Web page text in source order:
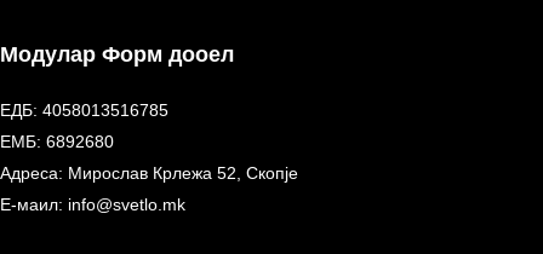
Модулар Форм дооел
ЕДБ: 4058013516785
ЕМБ: 6892680
Адреса: Мирослав Крлежа 52, Скопје
Е-маил: info@svetlo.mk